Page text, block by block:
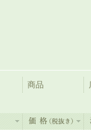
商品